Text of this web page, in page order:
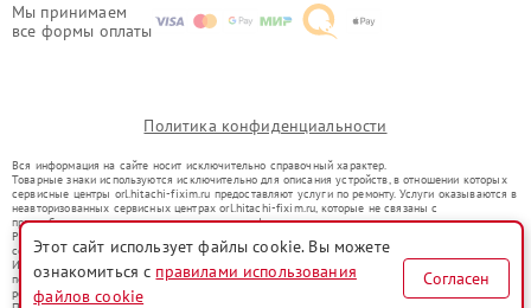
Мы принимаем
все формы оплаты
Политика конфиденциальности
Вся информация на сайте носит исключительно справочный характер.
Товарные знаки используются исключительно для описания устройств, в отношении которых
сервисные центры orl.hitachi-fixim.ru предоставляют услуги по ремонту. Услуги оказываются в
неавторизованных сервисных центрах orl.hitachi-fixim.ru, которые не связаны с
правообладателями товарных знаков или их официальными представителями.
Ремонт осуществляется для устройств, уже введенных в гражданский оборот в соответствии
со статьей 1487 ГК РФ.
Использование товарных знаков не преследует цели индивидуализации услуг или введения
потребителей в заблуждение, а служит для информирования о предоставляемых услугах по
ремонту техники указанных брендов.
Этот сайт использует файлы cookie. Вы можете
ознакомиться с правилами использования
файлов cookie
Согласен